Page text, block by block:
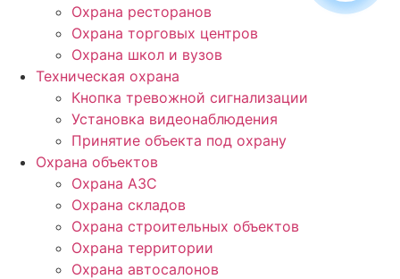
Охрана ресторанов
Охрана торговых центров
Охрана школ и вузов
Техническая охрана
Кнопка тревожной сигнализации
Установка видеонаблюдения
Принятие объекта под охрану
Охрана объектов
Охрана АЗС
Охрана складов
Охрана строительных объектов
Охрана территории
Охрана автосалонов